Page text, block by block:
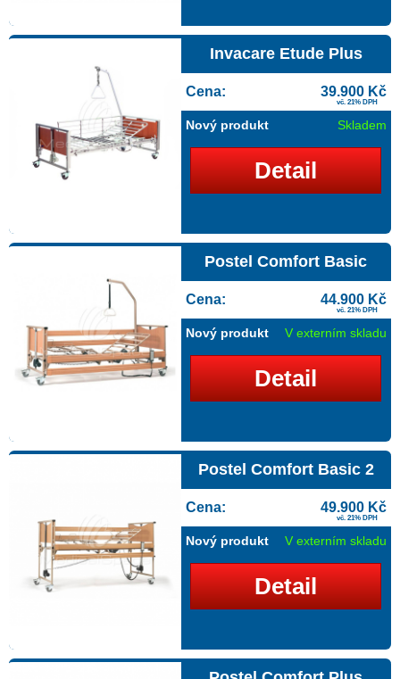
Invacare Etude Plus
Cena: 39.900 Kč
vč. 21% DPH
Nový produkt Skladem
Detail
Postel Comfort Basic
Cena: 44.900 Kč
vč. 21% DPH
Nový produkt V externím skladu
Detail
Postel Comfort Basic 2
Cena: 49.900 Kč
vč. 21% DPH
Nový produkt V externím skladu
Detail